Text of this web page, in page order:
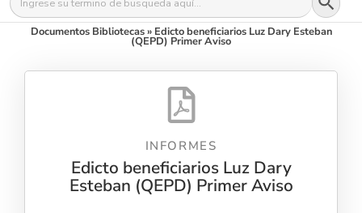
Documentos Bibliotecas» Edicto beneficiarios Luz Dary Esteban
(QEPD) Primer Aviso
INFORMES
Edicto beneficiarios Luz Dary
Esteban (QEPD) Primer Aviso